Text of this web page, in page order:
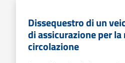
Dissequestro di un
di assicurazione per la
circolazione